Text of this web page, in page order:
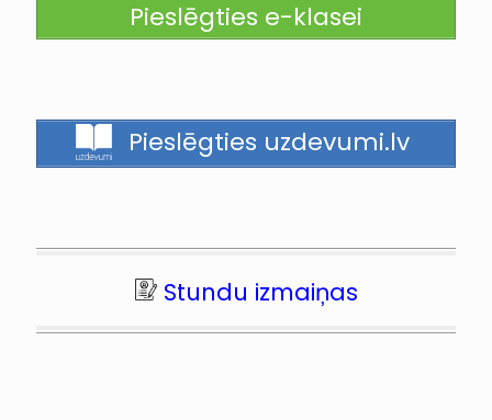
Pieslēgties e-klasei
Pieslēgties uzdevumi.lv
Stundu izmaiņas